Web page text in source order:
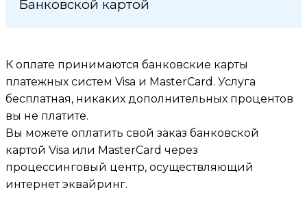
Банковской картой
К оплате принимаются банковские карты
платежных систем Visa и MasterCard. Услуга
бесплатная, никаких дополнительных процентов
вы не платите.
Вы можете оплатить свой заказ банковской
картой Visa или MasterCard через
процессинговый центр, осуществляющий
интернет эквайринг.